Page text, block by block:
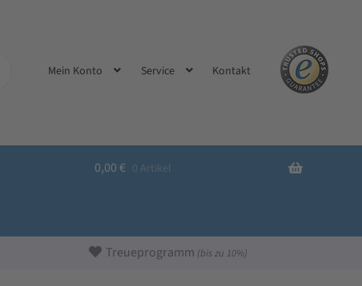
Mein Konto Service Kontakt
0,00 € 0 Artikel
Treueprogramm (bis zu 10%)